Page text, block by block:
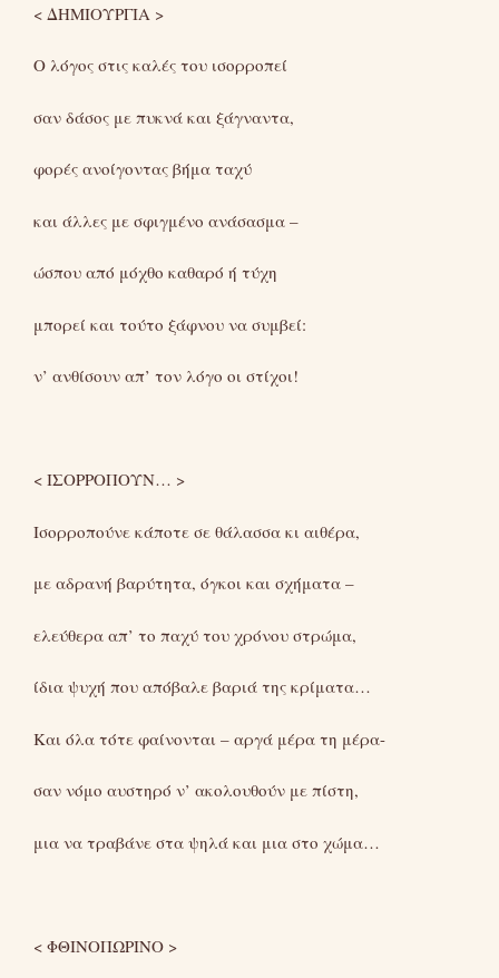
< ΔΗΜΙΟΥΡΓΙΑ >
Ο λόγος στις καλές του ισορροπεί
σαν δάσος με πυκνά και ξάγναντα,
φορές ανοίγοντας βήμα ταχύ
και άλλες με σφιγμένο ανάσασμα –
ώσπου από μόχθο καθαρό ή τύχη
μπορεί και τούτο ξάφνου να συμβεί:
ν’ ανθίσουν απ’ τον λόγο οι στίχοι!
< ΙΣΟΡΡΟΠΟΥΝ… >
Ισορροπούνε κάποτε σε θάλασσα κι αιθέρα,
με αδρανή βαρύτητα, όγκοι και σχήματα –
ελεύθερα απ’ το παχύ του χρόνου στρώμα,
ίδια ψυχή που απόβαλε βαριά της κρίματα…
Και όλα τότε φαίνονται – αργά μέρα τη μέρα-
σαν νόμο αυστηρό ν’ ακολουθούν με πίστη,
μια να τραβάνε στα ψηλά και μια στο χώμα…
< ΦΘΙΝΟΠΩΡΙΝΟ >